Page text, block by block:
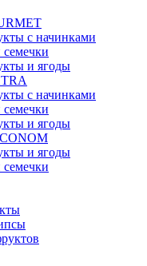
с начинками
и ягоды
с начинками
и ягоды
и ягоды